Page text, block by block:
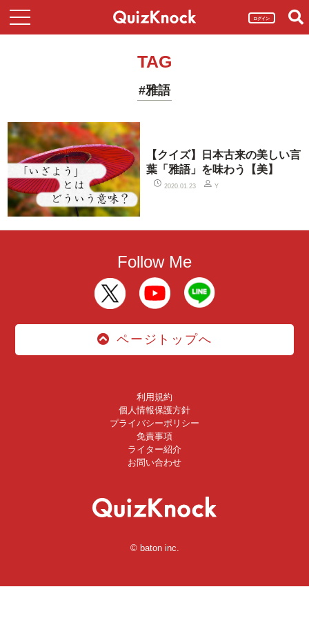
ログイン
TAG
#雅語
【クイズ】日本古来の美しい言
葉「雅語」を味わう【美】
2020.01.23 Y
Follow Me
ページトップへ
利用規約
個人情報保護方針
プライバシーポリシー
免責事項
ライター紹介
お問い合わせ
© baton inc.